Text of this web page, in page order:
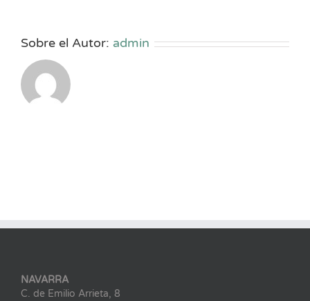
Sobre el Autor: admin
NAVARRA
C. de Emilio Arrieta, 8